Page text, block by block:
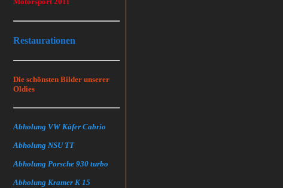
Restaurationen
Die schönsten Bilder unserer
Oldies
Abholung VW Käfer Cabrio
Abholung NSU TT
Abholung Porsche 930 turbo
Abholung Kramer K 15